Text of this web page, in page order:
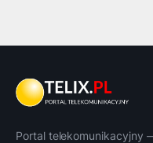
Portal telekomunikacyjny